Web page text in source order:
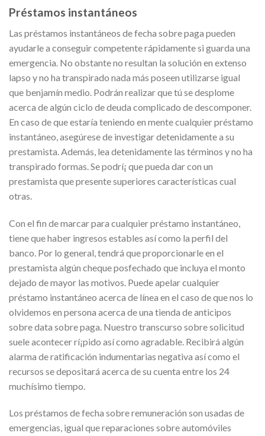
Préstamos instantáneos
Las préstamos instantáneos de fecha sobre paga pueden
ayudarle a conseguir competente rápidamente si guarda una
emergencia. No obstante no resultan la solución en extenso
lapso y no ha transpirado nada más poseen utilizarse igual
que benjamín medio. Podrán realizar que tú se desplome
acerca de algún ciclo de deuda complicado de descomponer.
En caso de que estaría teniendo en mente cualquier préstamo
instantáneo, asegúrese de investigar detenidamente a su
prestamista. Además, lea detenidamente las términos y no ha
transpirado formas. Se podrí¡ que pueda dar con un
prestamista que presente superiores características cual
otras.
Con el fin de marcar para cualquier préstamo instantáneo,
tiene que haber ingresos estables así­ como la perfil del
banco. Por lo general, tendrá que proporcionarle en el
prestamista algún cheque posfechado que incluya el monto
dejado de mayor las motivos. Puede apelar cualquier
préstamo instantáneo acerca de línea en el caso de que nos lo
olvidemos en persona acerca de una tienda de anticipos
sobre data sobre paga. Nuestro transcurso sobre solicitud
suele acontecer rí¡pido así­ como agradable. Recibirá algún
alarma de ratificación indumentarias negativa así­ como el
recursos se depositará acerca de su cuenta entre los 24
muchísimo tiempo.
Los préstamos de fecha sobre remuneración son usadas de
emergencias, igual que reparaciones sobre automóviles